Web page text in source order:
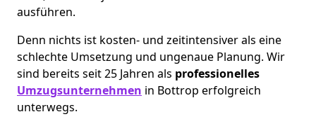
ausführen.
Denn nichts ist kosten- und zeitintensiver als eine
schlechte Umsetzung und ungenaue Planung. Wir
sind bereits seit 25 Jahren als professionelles
Umzugsunternehmen in Bottrop erfolgreich
unterwegs.